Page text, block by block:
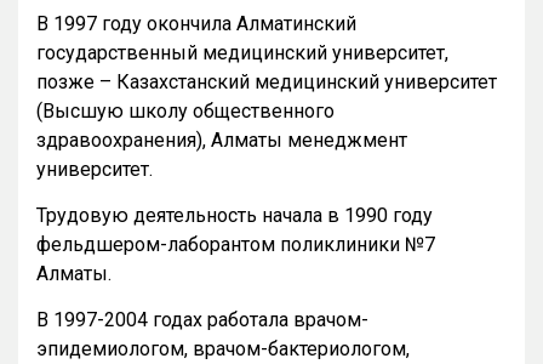
В 1997 году окончила Алматинский
государственный медицинский университет,
позже – Казахстанский медицинский университет
(Высшую школу общественного
здравоохранения), Алматы менеджмент
университет.
Трудовую деятельность начала в 1990 году
фельдшером-лаборантом поликлиники №7
Алматы.
В 1997-2004 годах работала врачом-
эпидемиологом, врачом-бактериологом,